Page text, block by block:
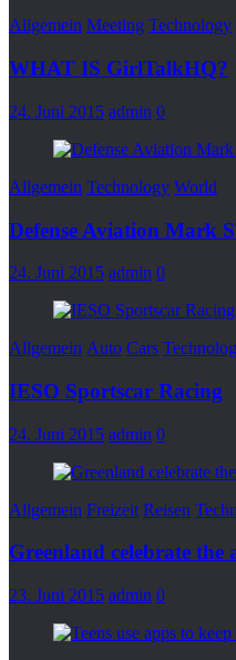
Allgemein Meeting Technology
WHAT IS GirlTalkHQ?
24. Juni 2015 admin 0
Allgemein Technology World
Defense Aviation Mark
24. Juni 2015 admin 0
Allgemein Auto Cars
IESO Sportscar Racing
24. Juni 2015 admin 0
Allgemein Freizeit Reisen
Greenland celebrate
23. Juni 2015 admin 0